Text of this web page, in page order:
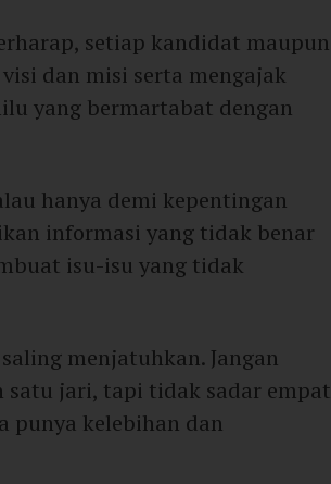
setiap kandidat maupun
dan misi serta mengajak
yang bermartabat dengan
hanya demi kepentingan
informasi yang tidak benar
isu-isu yang tidak
menjatuhkan. Jangan
satu jari, tapi tidak sadar empat
punya kelebihan dan